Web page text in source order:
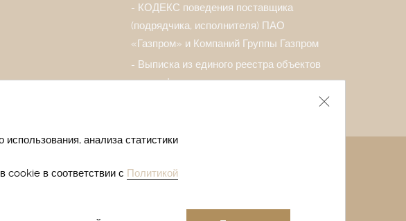
КОДЕКС поведения поставщика
(подрядчика, исполнителя) ПАО
«Газпром» и Компаний Группы Газпром
Выписка из единого реестра объектов
классификации
анализа статистики
cookie в соответствии с Политикой